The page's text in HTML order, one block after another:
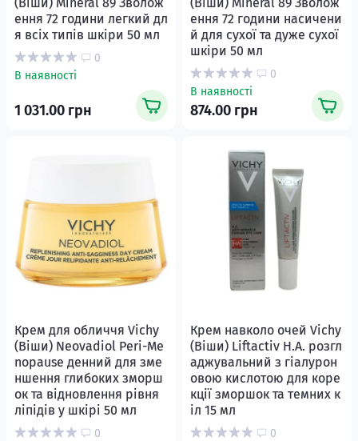
ення 72 години легкий дл
я всіх типів шкіри 50 мл
0
В наявності
1 031.00 грн
ення 72 години насичени
й для сухої та дуже сухої
шкіри 50 мл
0
В наявності
874.00 грн
Крем для обличчя Vichy
(Віши) Neovadiol Peri-Me
nopause денний для зме
ншення глибоких зморш
ок та відновлення рівня
ліпідів у шкірі 50 мл
0
Крем навколо очей Vichy
(Віши) Liftactiv H.A. розгл
аджувальний з гіалурон
овою кислотою для коре
кції зморшок та темних к
іл 15 мл
0